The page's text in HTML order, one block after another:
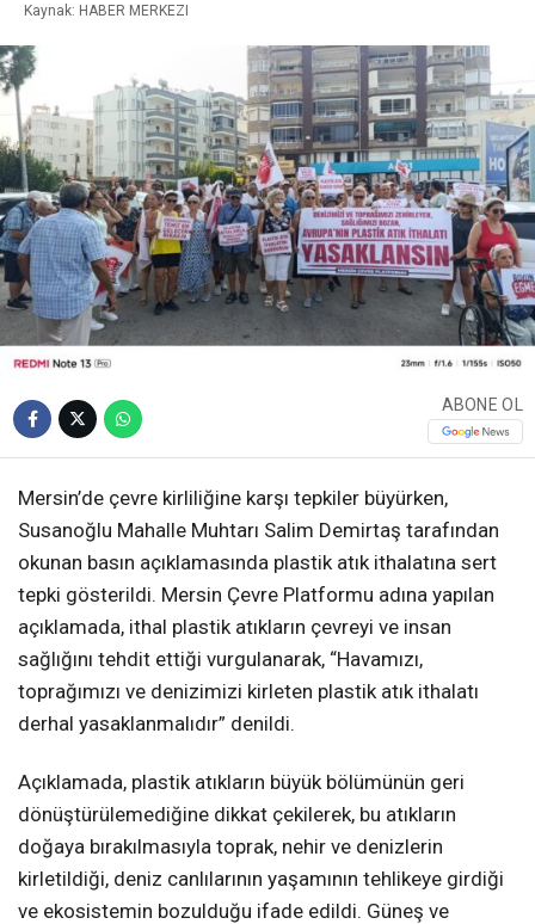
Kaynak: HABER MERKEZI
ABONE OL
Mersin’de çevre kirliliğine karşı tepkiler büyürken,
Susanoğlu Mahalle Muhtarı Salim Demirtaş tarafından
okunan basın açıklamasında plastik atık ithalatına sert
tepki gösterildi. Mersin Çevre Platformu adına yapılan
açıklamada, ithal plastik atıkların çevreyi ve insan
sağlığını tehdit ettiği vurgulanarak, “Havamızı,
toprağımızı ve denizimizi kirleten plastik atık ithalatı
derhal yasaklanmalıdır” denildi.
Açıklamada, plastik atıkların büyük bölümünün geri
dönüştürülemediğine dikkat çekilerek, bu atıkların
doğaya bırakılmasıyla toprak, nehir ve denizlerin
kirletildiği, deniz canlılarının yaşamının tehlikeye girdiği
ve ekosistemin bozulduğu ifade edildi. Güneş ve